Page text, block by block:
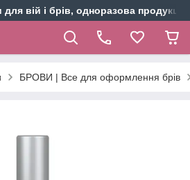
вій і брів, одноразова продукція
БРОВИ | Все для оформлення брів